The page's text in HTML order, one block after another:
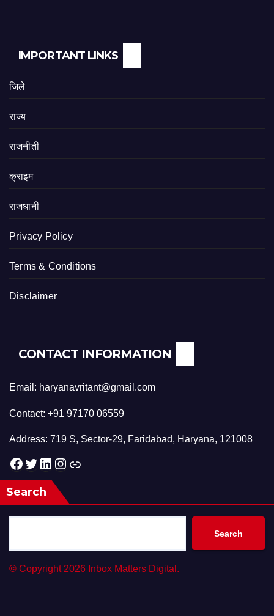
IMPORTANT LINKS
जिले
राज्य
राजनीती
क्राइम
राजधानी
Privacy Policy
Terms & Conditions
Disclaimer
CONTACT INFORMATION
Email: haryanavritant@gmail.com
Contact: +91 97170 06559
Address: 719 S, Sector-29, Faridabad, Haryana, 121008
Facebook Twitter LinkedIn Instagram Link
Search
Search
© Copyright 2026 Inbox Matters Digital.